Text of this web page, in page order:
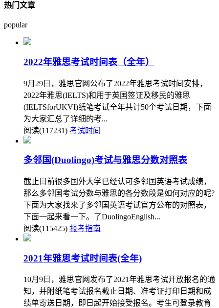
热门文章
popular
2022年雅思考试时间表（全年）
9月29日，雅思官网公布了2022年雅思考试时间安排，
2022年雅思(IELTS)和用于英国签证及移民的雅思
(IELTSforUKVI)纸笔考试全年共计50个考试日期，下面
为大家汇总了详细的考...
阅读(117231) 考试时间
多邻国(Duolingo)考试与雅思分数对照表
截止目前很多国外大学已经认可多邻国英语考试成绩，
那么多邻国考试分数与雅思的各分数段是如何对应的呢?
下面为大家找来了多邻国英语考试官方公布的对照表，
下面一起来看一下。了DuolingoEnglish...
阅读(115425) 报考指南
2021年雅思考试时间表(全年)
10月9日，雅思官网发布了2021年雅思考试开放报名的通
知，并附纸笔考试报名截止日期、准考证打印日期和成
绩单寄送日期，即日起开始接受报名。考生可登录教育